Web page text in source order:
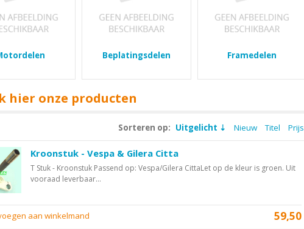
Beplatingsdelen Framedelen
hier onze producten
Sorteren op: Uitgelicht Nieuw Titel Prijs
Kroonstuk - Vespa & Gilera Citta
T Stuk - Kroonstuk Passend op: Vespa/Gilera CittaLet op de kleur is groen. Uit
vooraad leverbaar...
59,50
aan winkelmand